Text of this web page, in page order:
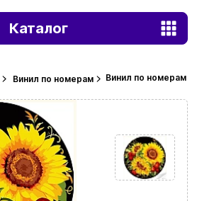
Каталог
Винил по номерам Винил по номерам